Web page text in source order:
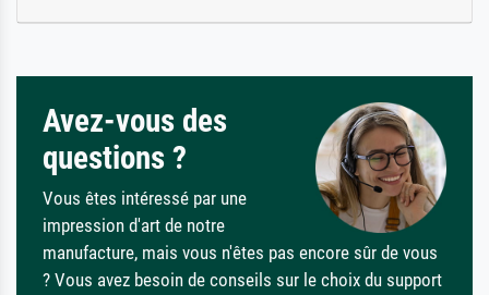
Avez-vous des
questions ?
Vous êtes intéressé par une
impression d'art de notre
manufacture, mais vous n'êtes pas encore sûr de vous
? Vous avez besoin de conseils sur le choix du support